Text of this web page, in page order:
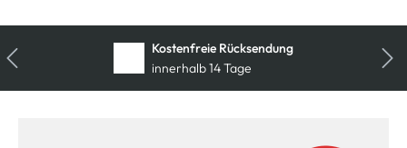
Kostenfreie Rücksendung
innerhalb 14 Tage